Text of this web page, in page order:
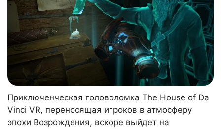
Приключенческая головоломка The House of Da
Vinci VR, переносящая игроков в атмосферу
эпохи Возрождения, вскоре выйдет на